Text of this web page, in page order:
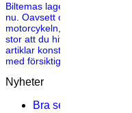
Biltemas lager har
nu. Oavsett om du handlar
motorcykeln, campingturen,
stor att du hittar det du
artiklar konstant i lager, är
med försiktighet. Artiklar […]
Nyheter
Bra serviceträning